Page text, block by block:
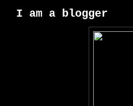
I am a blogger